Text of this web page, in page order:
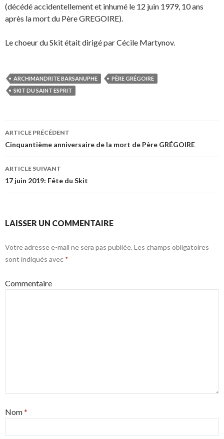
(décédé accidentellement et inhumé le 12 juin 1979, 10 ans
après la mort du Père GREGOIRE).
Le choeur du Skit était dirigé par Cécile Martynov.
ARCHIMANDRITE BARSANUPHE
PÈRE GRÉGOIRE
SKIT DU SAINT ESPRIT
Navigation
des
articles
ARTICLE PRÉCÉDENT
Cinquantième anniversaire de la mort de Père GRÉGOIRE
ARTICLE SUIVANT
17 juin 2019: Fête du Skit
LAISSER UN COMMENTAIRE
Votre adresse e-mail ne sera pas publiée. Les champs obligatoires
sont indiqués avec *
Commentaire
Nom*